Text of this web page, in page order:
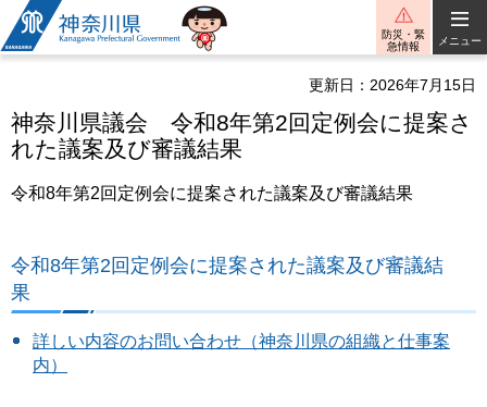
神奈川県
防災・緊
急情報
メニュー
更新日：2026年7月15日
神奈川県議会 令和8年第2回定例会に提案さ
れた議案及び審議結果
令和8年第2回定例会に提案された議案及び審議結果
令和8年第2回定例会に提案された議案及び審議結
果
詳しい内容のお問い合わせ（神奈川県の組織と仕事案
内）